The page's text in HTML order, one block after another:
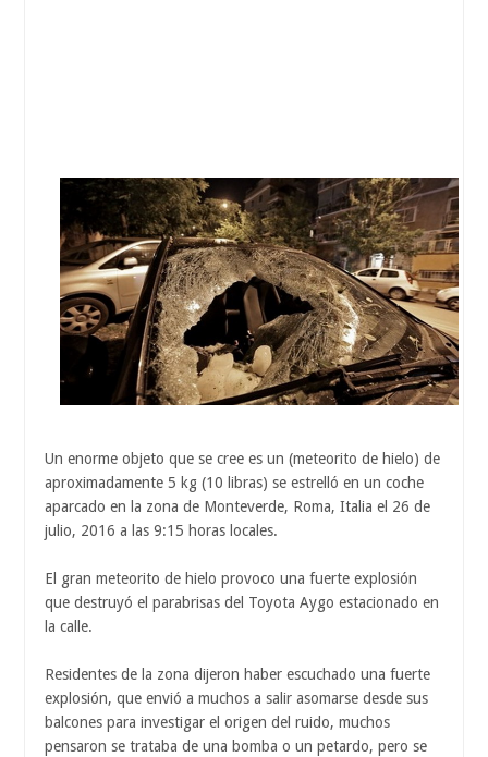
Un enorme objeto que se cree es un (meteorito de hielo) de
aproximadamente 5 kg (10 libras) se estrelló en un coche
aparcado en la zona de Monteverde, Roma, Italia el 26 de
julio, 2016 a las 9:15 horas locales.
El gran meteorito de hielo provoco una fuerte explosión
que destruyó el parabrisas del Toyota Aygo estacionado en
la calle.
Residentes de la zona dijeron haber escuchado una fuerte
explosión, que envió a muchos a salir asomarse desde sus
balcones para investigar el origen del ruido, muchos
pensaron se trataba de una bomba o un petardo, pero se